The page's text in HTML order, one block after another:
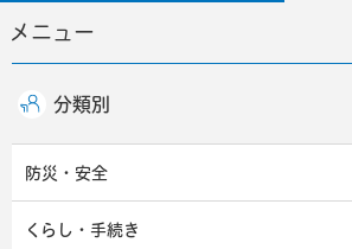
メニュー
分類別
防災・安全
くらし・手続き